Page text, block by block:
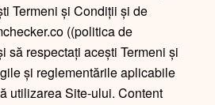
Termeni și Condiții și de
((politica de
să respectați acești Termeni și
și reglementările aplicabile
utilizarea Site-ului. Content